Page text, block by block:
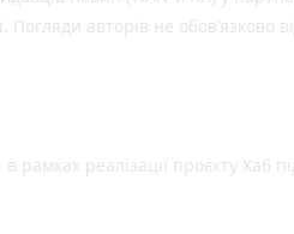
Погляди авторів не обов’язково
рамках реалізації проєкту Хаб